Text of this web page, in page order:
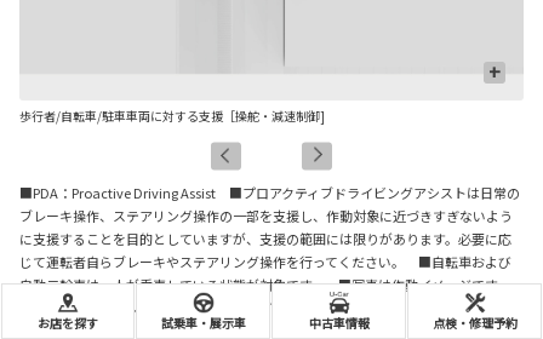
+
歩行者/自転車/駐車車両に対する支援［操舵・減速制御]
■PDA：Proactive Driving Assist ■プロアクティブドライビングアシストは日常の
ブレーキ操作、ステアリング操作の一部を支援し、作動対象に近づきすぎないよう
に支援することを目的としていますが、支援の範囲には限りがあります。必要に応
じて運転者自らブレーキやステアリング操作を行ってください。 ■自転車および
自動二輪車は、人が乗車している状態が対象です。 ■写真は作動イメージです。
■写真のカメラ・レーダーの検知範囲はイメージです。
お店を探す 試乗車・展示車 中古車情報 点検・修理予約